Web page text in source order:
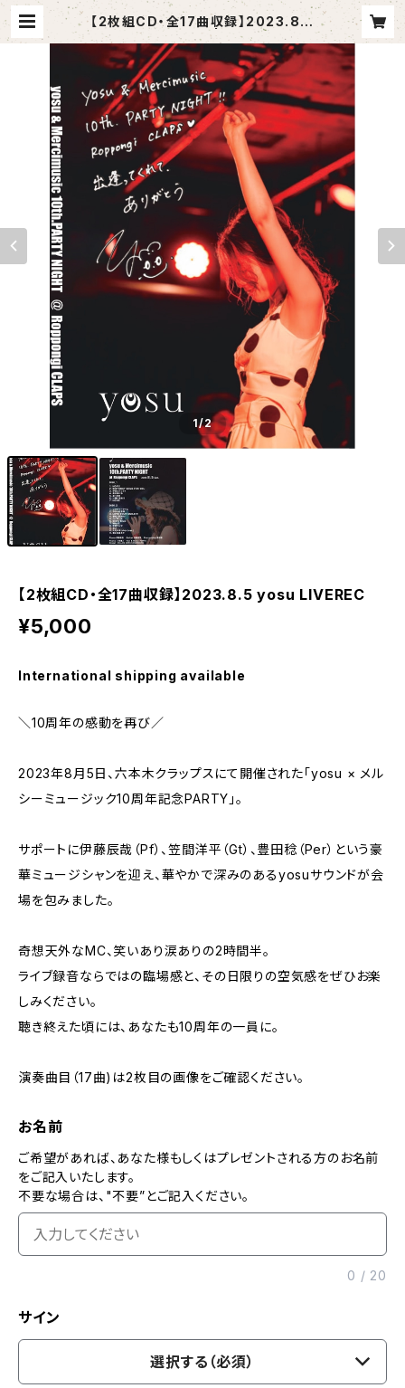
【2枚組CD・全17曲収録】2023.8.5
yosu LIVEREC | mercimusic
1/2
【2枚組CD・全17曲収録】2023.8.5 yosu LIVEREC
¥5,000
International shipping available
＼10周年の感動を再び／
2023年8月5日、六本木クラップスにて開催された「yosu × メル
シーミュージック10周年記念PARTY」。
サポートに伊藤辰哉（Pf）、笠間洋平（Gt）、豊田稔（Per）という豪
華ミュージシャンを迎え、華やかで深みのあるyosuサウンドが会
場を包みました。
奇想天外なMC、笑いあり涙ありの2時間半。
ライブ録音ならではの臨場感と、その日限りの空気感をぜひお楽
しみください。
聴き終えた頃には、あなたも10周年の一員に。
演奏曲目（17曲)は2枚目の画像をご確認ください。
お名前
ご希望があれば、あなた様もしくはプレゼントされる方のお名前
をご記入いたします。
不要な場合は、"不要”とご記入ください。
0 / 20
サイン
選択する（必須）